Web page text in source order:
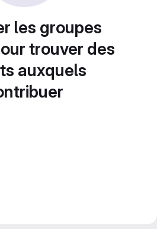
les groupes
trouver des
auxquels